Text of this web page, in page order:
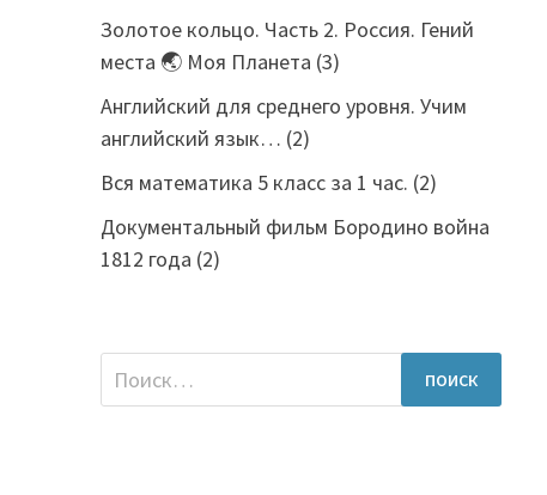
Золотое кольцо. Часть 2. Россия. Гений
места 🌏 Моя Планета (3)
Английский для среднего уровня. Учим
английский язык… (2)
Вся математика 5 класс за 1 час. (2)
Документальный фильм Бородино война
1812 года (2)
Найти: